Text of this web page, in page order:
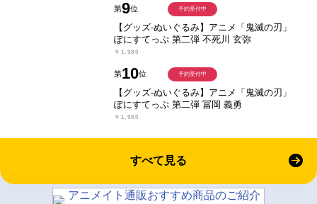
第9位
【グッズ-ぬいぐるみ】アニメ「鬼滅の刃」
ぽにすてっぷ 第二弾 不死川 玄弥
￥1,980
予約受付中
第10位
【グッズ-ぬいぐるみ】アニメ「鬼滅の刃」
ぽにすてっぷ 第二弾 冨岡 義勇
￥1,980
予約受付中
すべて見る